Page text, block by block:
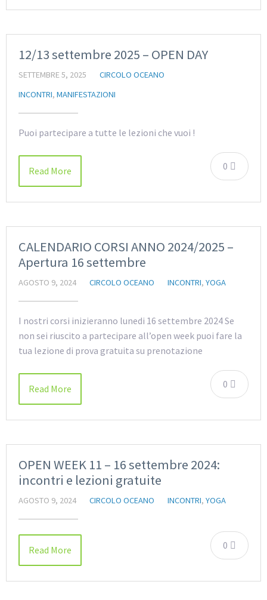
12/13 settembre 2025 – OPEN DAY
SETTEMBRE 5, 2025
CIRCOLO OCEANO
INCONTRI, MANIFESTAZIONI
Puoi partecipare a tutte le lezioni che vuoi !
0
Read More
CALENDARIO CORSI ANNO 2024/2025 –
Apertura 16 settembre
AGOSTO 9, 2024 CIRCOLO OCEANO INCONTRI, YOGA
I nostri corsi inizieranno lunedi 16 settembre 2024 Se
non sei riuscito a partecipare all’open week puoi fare la
tua lezione di prova gratuita su prenotazione
0
Read More
OPEN WEEK 11 – 16 settembre 2024:
incontri e lezioni gratuite
AGOSTO 9, 2024 CIRCOLO OCEANO INCONTRI, YOGA
0
Read More